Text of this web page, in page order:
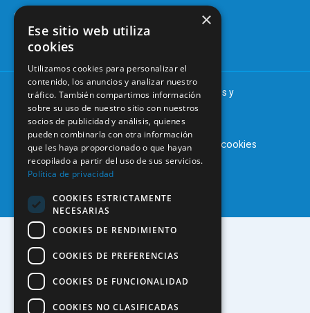
91 561 29 05
informacion@coem.org.es
anuncios
© 2025 – COEM – Colegio Oficial de Odontólogos y
Estomatólogos de la I región
Aviso legalPolítica de privacidad Política de cookies
×
Ese sitio web utiliza
cookies
Utilizamos cookies para personalizar el
contenido, los anuncios y analizar nuestro
tráfico. También compartimos información
sobre su uso de nuestro sitio con nuestros
socios de publicidad y análisis, quienes
pueden combinarla con otra información
que les haya proporcionado o que hayan
recopilado a partir del uso de sus servicios.
Política de privacidad
COOKIES ESTRICTAMENTE
NECESARIAS
COOKIES DE RENDIMIENTO
COOKIES DE PREFERENCIAS
COOKIES DE FUNCIONALIDAD
COOKIES NO CLASIFICADAS